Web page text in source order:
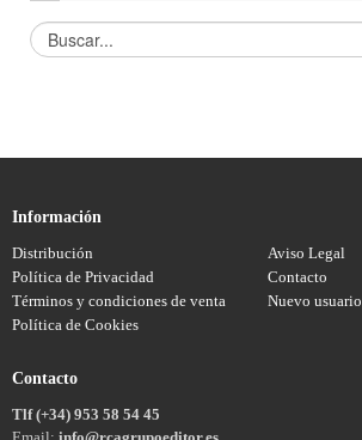
Información
Distribución
Aviso Legal
Política de Privacidad
Contacto
Términos y condiciones de venta
Nuevo usuario
Política de Cookies
Contacto
Tlf (+34) 953 58 54 45